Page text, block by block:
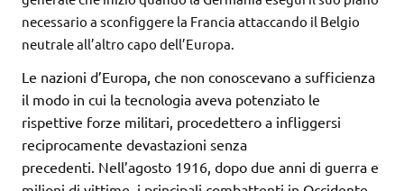
necessario a sconfiggere la Francia attaccando il Belgio
neutrale all’altro capo dell’Europa.
Le nazioni d’Europa, che non conoscevano a sufficienza
il modo in cui la tecnologia aveva potenziato le
rispettive forze militari, procedettero a infliggersi
reciprocamente devastazioni senza
precedenti. Nell’agosto 1916, dopo due anni di guerra e